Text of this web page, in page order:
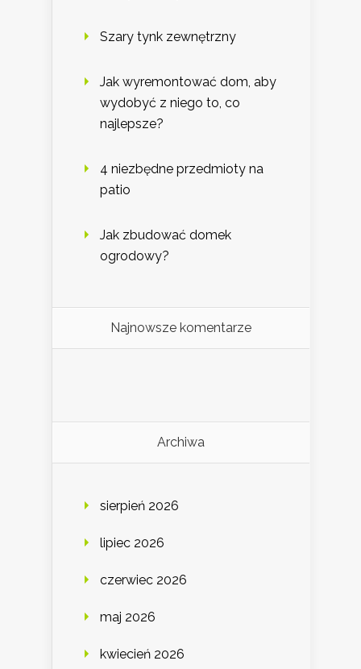
Szary tynk zewnętrzny
Jak wyremontować dom, aby
wydobyć z niego to, co
najlepsze?
4 niezbędne przedmioty na
patio
Jak zbudować domek
ogrodowy?
Najnowsze komentarze
Archiwa
sierpień 2026
lipiec 2026
czerwiec 2026
maj 2026
kwiecień 2026